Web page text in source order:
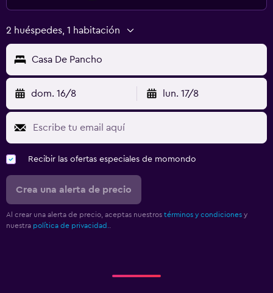
2 huéspedes, 1 habitación
Casa De Pancho
dom. 16/8 lun. 17/8
Recibir las ofertas especiales de momondo
Crea una alerta de precio
Al crear una alerta de precio, aceptas nuestros términos y condiciones y
nuestra política de privacidad.